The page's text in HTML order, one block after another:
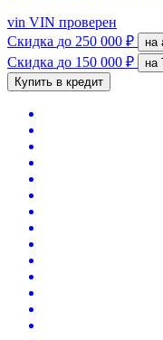
vin VIN проверен
Скидка до 250 000 ₽
Скидка до 150 000 ₽
Купить в кредит